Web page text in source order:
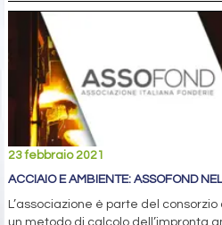
23 febbraio 2021
ACCIAIO E AMBIENTE: ASSOFOND
L’associazione è parte del
un metodo di calcolo dell’impronta